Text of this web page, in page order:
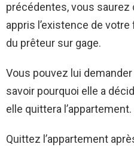
précédentes, vous
appris l’existence de
du prêteur sur gage.
Vous pouvez lui
savoir pourquoi elle a
elle quittera l’appartement.
Quittez l’appartement